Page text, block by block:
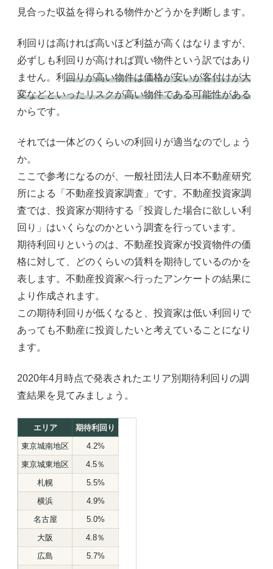
見合った収益を得られる物件かどうかを判断します。
利回りは高ければ高いほど利益が高くはなりますが、
必ずしも利回りが高ければ買い物件という訳ではあり
ません。利 回りが高い物件は価格が安いが客付けが大
変などといったリスクが高い物件である可能性がある
からです。
それでは一体どのくらいの利回りが適当なのでしょう
か。
ここで参考になるのが、一般社団法人日本不動産研究
所による「不動産投資家調査」です。不動産投資家調
査では、投資家が期待する「投資した場合に欲しい利
回り」はいくらなのかという調査を行っています。
期待利回りというのは、不動産投資家が投資物件の価
格に対して、どのくらいの賃料を期待しているのかを
表します。不動産投資家へ行ったアンケートの結果に
より作成されます。
この期待利回りが低くなると、投資家は低い利回りで
あっても不動産に投資したいと考えていることになり
ます。
2020年4月時点で発表されたエリア別期待利回りの調
査結果を見てみましょう。
エリア
期待利回り
東京城南地区
4.2%
東京城東地区
4.5％
札幌
5.5%
横浜
4.9%
名古屋
5.0%
大阪
4.8％
広島
5.7%